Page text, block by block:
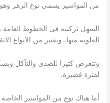
من المواسير يسمى نوع الزهر
السهل تركيبه فى الخطوط
العلوية منها، ويعتبر من الأنواع
وتتعرض كثيرا للصدى والتآكل
لفترة فصيرة.
أما هناك نوع من المواسير